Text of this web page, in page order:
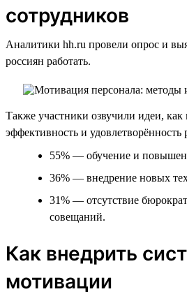
сотрудников
Аналитики hh.ru провели опрос и
россиян работать.
Также участники озвучили идеи,
эффективность и удовлетворённость
55% — обучение и
36% — внедрение новых
31% — отсутствие
совещаний.
Как внедрить
мотивации